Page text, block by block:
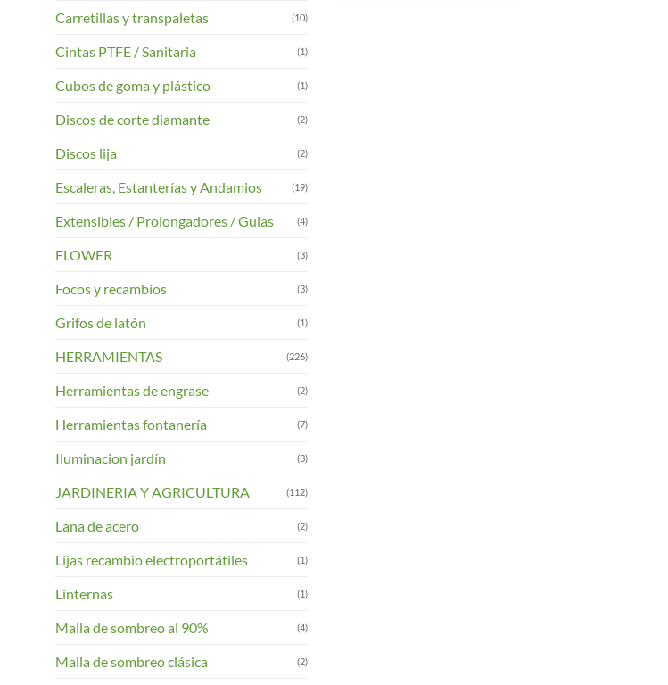
Carretillas y transpaletas (10)
Cintas PTFE / Sanitaria (1)
Cubos de goma y plástico (1)
Discos de corte diamante (2)
Discos lija (2)
Escaleras, Estanterías y Andamios (19)
Extensibles / Prolongadores / Guias (4)
FLOWER (3)
Focos y recambios (3)
Grifos de latón (1)
HERRAMIENTAS (226)
Herramientas de engrase (2)
Herramientas fontanería (7)
Iluminacion jardín (3)
JARDINERIA Y AGRICULTURA (112)
Lana de acero (2)
Lijas recambio electroportátiles (1)
Linternas (1)
Malla de sombreo al 90% (4)
Malla de sombreo clásica (2)